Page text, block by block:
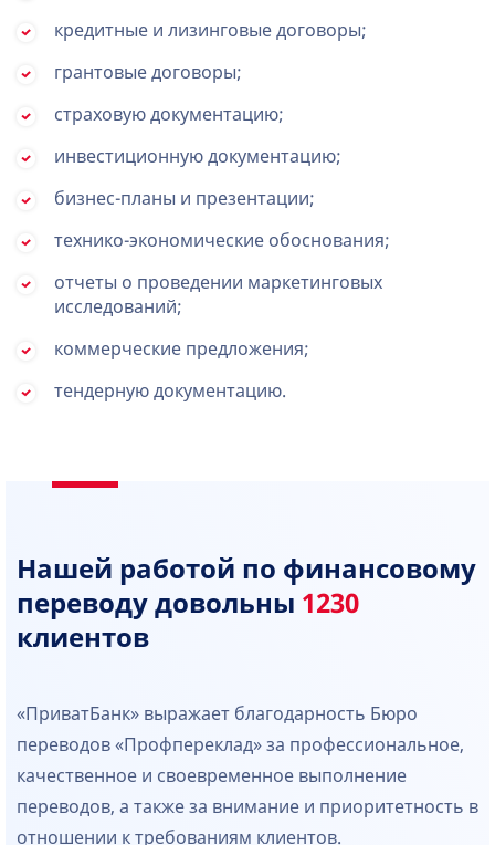
кредитные и лизинговые договоры;
грантовые договоры;
страховую документацию;
инвестиционную документацию;
бизнес-планы и презентации;
технико-экономические обоснования;
отчеты о проведении маркетинговых
исследований;
коммерческие предложения;
тендерную документацию.
Нашей работой по финансовому
переводу довольны 1230
клиентов
«ПриватБанк» выражает благодарность Бюро
переводов «Профпереклад» за профессиональное,
качественное и своевременное выполнение
переводов, а также за внимание и приоритетность в
отношении к требованиям клиентов.